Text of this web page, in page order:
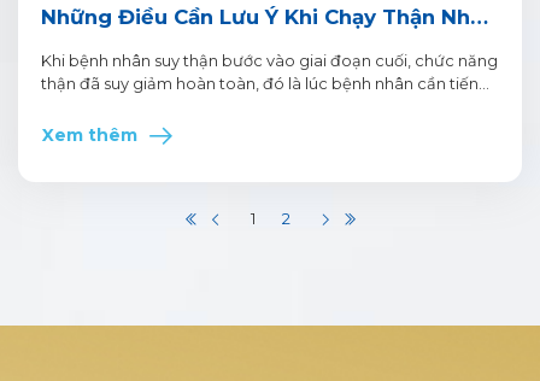
Những Điều Cần Lưu Ý Khi Chạy Thận Nhân
Khi bệnh nhân suy thận bước vào giai đoạn cuối, chức năng
thận đã suy giảm hoàn toàn, đó là lúc bệnh nhân cần tiến
Xem thêm
1 2